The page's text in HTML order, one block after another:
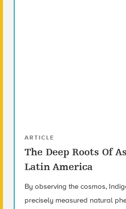
ARTICLE
The Deep Roots Of
Latin America
By observing the cosmos,
precisely measured natural